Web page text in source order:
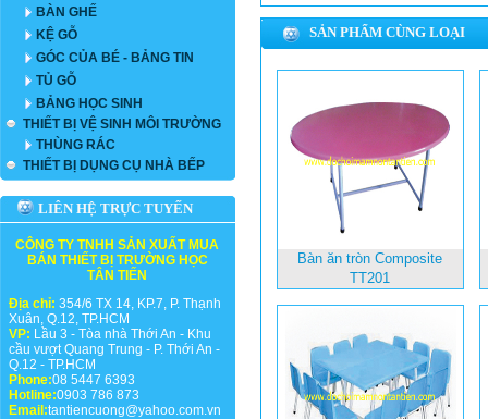
BÀN GHẾ
KỆ GỖ
GÓC CỦA BÉ - BẢNG TIN
TỦ GỖ
BẢNG HỌC SINH
THIẾT BỊ VỆ SINH MÔI TRƯỜNG
THÙNG RÁC
THIẾT BỊ DỤNG CỤ NHÀ BẾP
LIÊN HỆ TRỰC TUYẾN
CÔNG TY TNHH SẢN XUẤT MUA
BÁN THIẾT BỊ TRƯỜNG HỌC
TÂN TIẾN
Địa chỉ: 354/6 TX 14, KP.7, P. Thạnh
Xuân, Q.12, TP.HCM
VP: Lầu 3 - Tòa nhà Thới An - Khu
cầu vượt Quang Trung - P. Thới An -
Q.12 - TP.HCM
Phone:08 5447 6393
Hotline:0903 786 873
Email:tantiencuong@yahoo.com.vn
SẢN PHẨM CÙNG LOẠI
Bàn ăn tròn Composite
TT201